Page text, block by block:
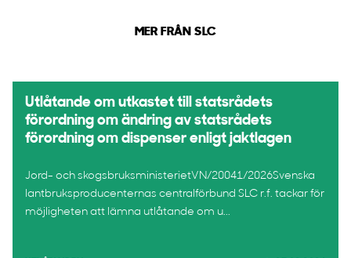
MER FRÅN SLC
Utlåtande om utkastet till statsrådets
förordning om ändring av statsrådets
förordning om dispenser enligt jaktlagen
Jord- och skogsbruksministerietVN/20041/2026Svenska
lantbruksproducenternas centralförbund SLC r.f. tackar för
möjligheten att lämna utlåtande om u...